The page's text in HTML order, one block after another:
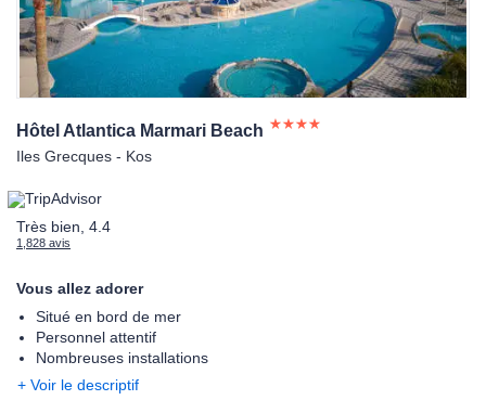
Hôtel Atlantica Marmari Beach
Iles Grecques - Kos
Très bien, 4.4
1,828 avis
Vous allez adorer
Situé en bord de mer
Personnel attentif
Nombreuses installations
+ Voir le descriptif